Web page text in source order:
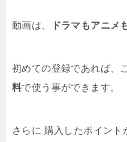
動画は、 ドラマもアニメ
初めての登録であれば、
料で使う事ができます。
さらに 購入したポイント